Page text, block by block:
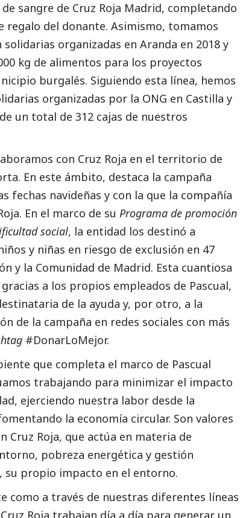
sangre de Cruz Roja Madrid, completando
del donante. Asimismo, tomamos
organizadas en Aranda en 2018 y
kg de alimentos para los proyectos
burgalés. Siguiendo esta línea, hemos
organizadas por la ONG en Castilla y
un total de 312 cajas de nuestros
con Cruz Roja en el territorio de
En este ámbito, destaca la campaña
fechas navideñas y con la que la compañía
En el marco de su Programa de promoción
social, la entidad los destinó a
y niñas en riesgo de exclusión en 47
y la Comunidad de Madrid. Esta cuantiosa
a los propios empleados de Pascual,
de la ayuda y, por otro, a la
de la campaña en redes sociales con más
#DonarLoMejor.
que completa el marco de Pascual
trabajando para minimizar el impacto
ejerciendo nuestra labor desde la
la economía circular. Son valores
Cruz Roja, que actúa en materia de
pobreza energética y gestión
propio impacto en el entorno.
como a través de nuestras diferentes líneas